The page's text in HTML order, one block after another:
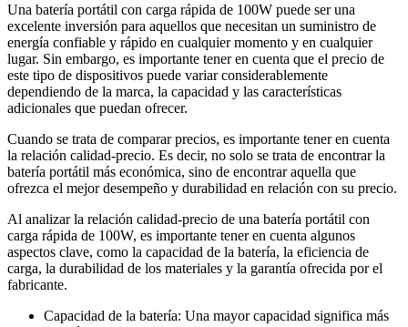
Una batería portátil con carga rápida de 100W puede ser una
excelente inversión para aquellos que necesitan un suministro de
energía confiable y rápido en cualquier momento y en cualquier
lugar. Sin embargo, es importante tener en cuenta que el precio de
este tipo de dispositivos puede variar considerablemente
dependiendo de la marca, la capacidad y las características
adicionales que puedan ofrecer.
Cuando se trata de comparar precios, es importante tener en cuenta
la relación calidad-precio. Es decir, no solo se trata de encontrar la
batería portátil más económica, sino de encontrar aquella que
ofrezca el mejor desempeño y durabilidad en relación con su precio.
Al analizar la relación calidad-precio de una batería portátil con
carga rápida de 100W, es importante tener en cuenta algunos
aspectos clave, como la capacidad de la batería, la eficiencia de
carga, la durabilidad de los materiales y la garantía ofrecida por el
fabricante.
Capacidad de la batería: Una mayor capacidad significa más